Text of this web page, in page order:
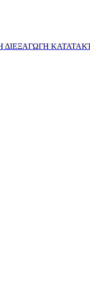
ΔΙΕΞΑΓΩΓΗ